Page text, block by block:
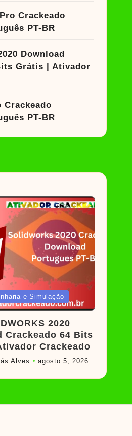
Crackeado
PT-BR
Download
Grátis | Ativador
Crackeado
PT-BR
e Simulação
2020
Crackeado 64 Bits
Crackeado
Alves agosto 5, 2026